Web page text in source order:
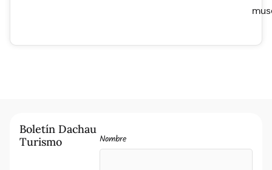
Boletín Dachau
Turismo
Nombre